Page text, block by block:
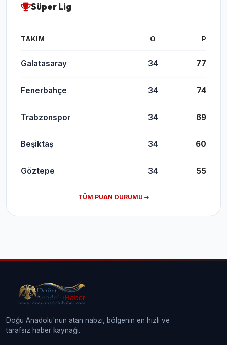
Süper Lig
TAKIM O P
Galatasaray 34 77
Fenerbahçe 34 74
Trabzonspor 34 69
Beşiktaş 34 60
Göztepe 34 55
TÜM PUAN DURUMU
Doğu Anadolu'nun atan nabzı, bölgenin en hızlı ve
tarafsız haber kaynağı.